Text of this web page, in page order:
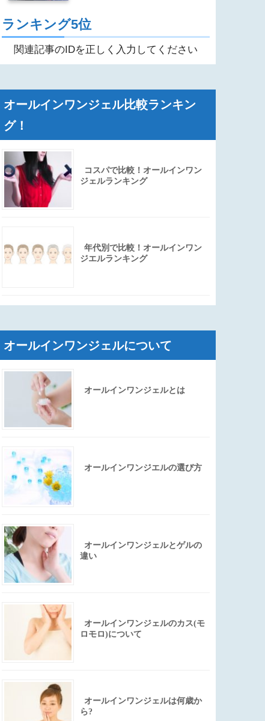
ランキング5位
関連記事のIDを正しく入力してください
オールインワンジェル比較ランキン
グ！
コスパで比較！オールインワン
ジェルランキング
年代別で比較！オールインワン
ジエルランキング
オールインワンジェルについて
オールインワンジェルとは
オールインワンジエルの選び方
オールインワンジェルとゲルの
違い
オールインワンジェルのカス(モ
ロモロ)について
オールインワンジェルは何歳か
ら?